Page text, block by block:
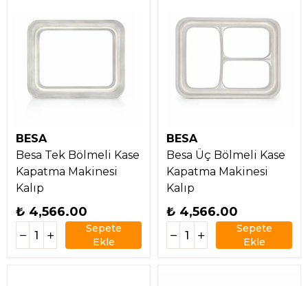
BESA
Besa Tek Bölmeli Kase
Kapatma Makinesi
Kalıp
₺ 4,566.00
Sepete
Ekle
BESA
Besa Üç Bölmeli Kase
Kapatma Makinesi
Kalıp
₺ 4,566.00
Sepete
Ekle